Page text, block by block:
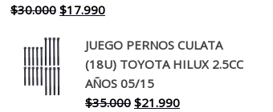
$30.000 El
original
era:
$30.000.
$17.990El
actual
es:
$17.990.
JUEGO PERNOS CULATA
(18U) TOYOTA HILUX 2.5CC
AÑOS 05/15
$35.000 El
$21.990El